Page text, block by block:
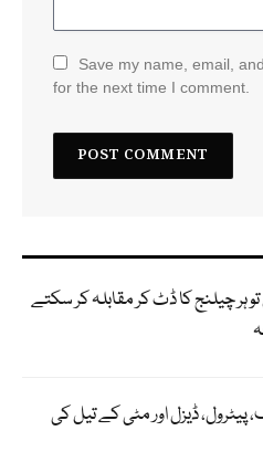
Save my name, email,
for the next time I comment.
ہر چیلنج کا ڈٹ کر مقابلہ کر سکتے
پیٹرول، ڈیزل اور مٹی کے تیل کی